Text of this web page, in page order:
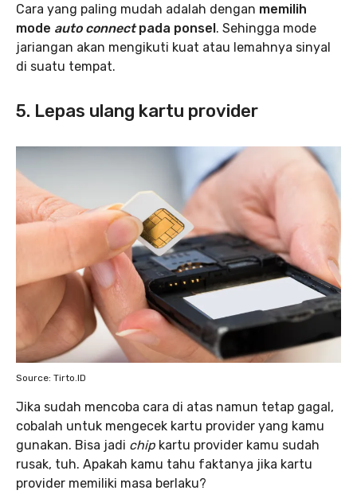
Cara yang paling mudah adalah dengan memilih
mode auto connectpada ponsel. Sehingga mode
jariangan akan mengikuti kuat atau lemahnya sinyal
di suatu tempat.
5. Lepas ulang kartu provider
Source: Tirto.ID
Jika sudah mencoba cara di atas namun tetap gagal,
cobalah untuk mengecek kartu provider yang kamu
gunakan. Bisa jadi chip kartu provider kamu sudah
rusak, tuh. Apakah kamu tahu faktanya jika kartu
provider memiliki masa berlaku?